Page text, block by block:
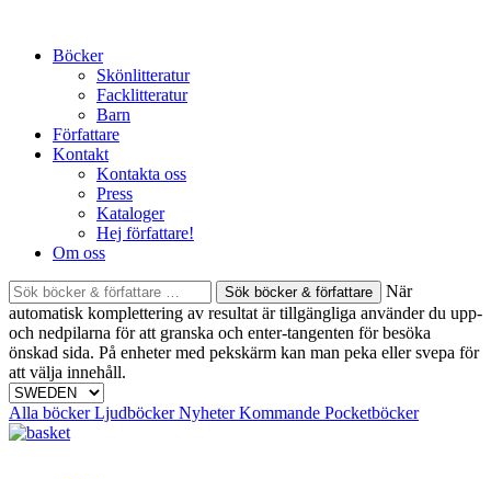
contentBöcker
Skönlitteratur
Facklitteratur
Barn
Författare
Kontakt
Kontakta oss
Press
Kataloger
Hej författare!
Om oss
Sök
böcker
&
författare
efter:
När
automatisk komplettering av resultat är tillgängliga använder du upp-
och nedpilarna för att granska och enter-tangenten för besöka
önskad sida. På enheter med pekskärm kan man peka eller svepa för
att välja innehåll.
Alla böckerLjudböckerNyheterKommande Pocketböcker